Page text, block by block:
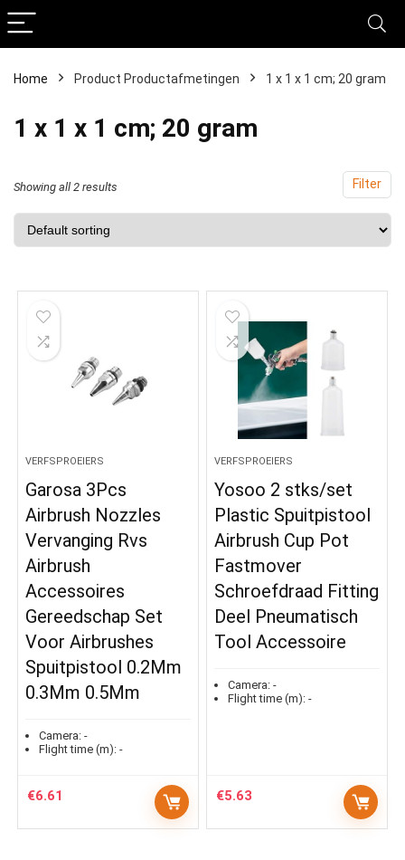
Home Product Productafmetingen ‎1 x 1 x 1 cm; 20 gram
‎1 x 1 x 1 cm; 20 gram
Filter
Showing all 2 results
VERFSPROEIERS
Garosa 3Pcs
Airbrush Nozzles
Vervanging Rvs
Airbrush
Accessoires
Gereedschap Set
Voor Airbrushes
Spuitpistool 0.2Mm
0.3Mm 0.5Mm
Camera: -
Flight time (m): -
€6.61
VERFSPROEIERS
Yosoo 2 stks/set
Plastic Spuitpistool
Airbrush Cup Pot
Fastmover
Schroefdraad Fitting
Deel Pneumatisch
Tool Accessoire
Camera: -
Flight time (m): -
€5.63